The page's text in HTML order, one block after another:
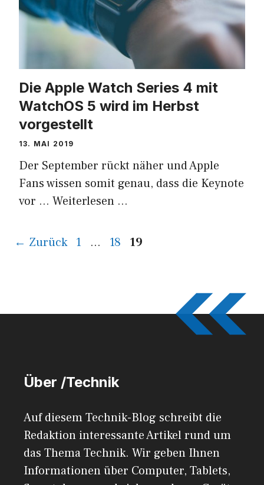
Die Apple Watch Series 4 mit
WatchOS 5 wird im Herbst
vorgestellt
13. MAI 2019
Der September rückt näher und Apple
Fans wissen somit genau, dass die Keynote
vor … Weiterlesen …
← Zurück Seite
1 … Seite
18 Seite
19
Über /Technik
Auf diesem Technik-Blog schreibt die
Redaktion interessante Artikel rund um
das Thema Technik. Wir geben Ihnen
Informationen über Computer, Tablets,